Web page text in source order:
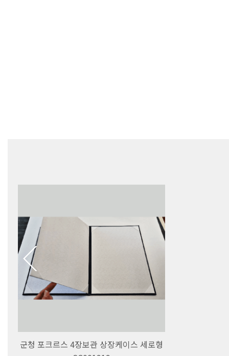
군청 포크르스 4장보관 상장케이스 세로형